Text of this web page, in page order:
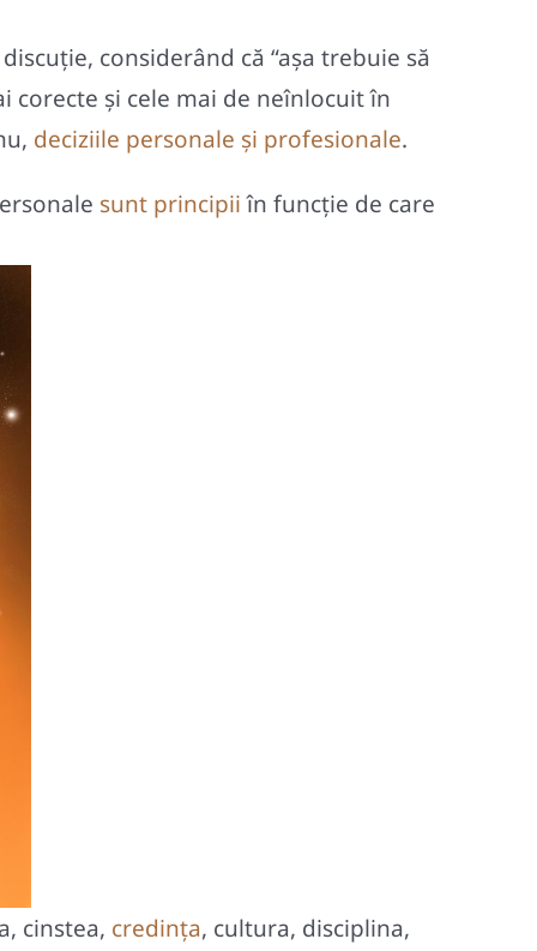
considerând că “așa trebuie să
corecte și cele mai de neînlocuit în
deciziile personale și profesionale.
sunt principiiîn funcţie de care
cinstea, credinţa, cultura, disciplina,